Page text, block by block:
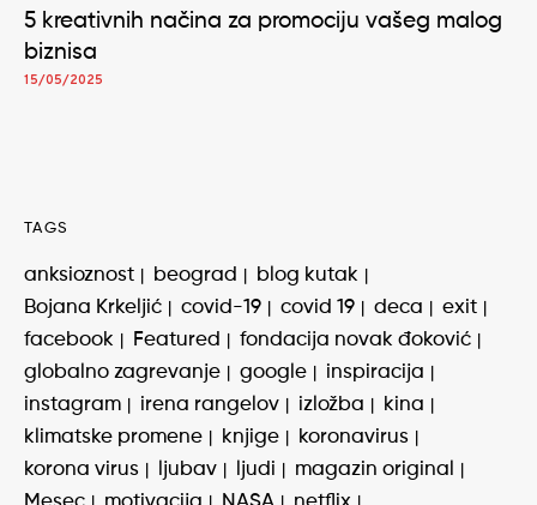
5 kreativnih načina za promociju vašeg malog
biznisa
15/05/2025
TAGS
anksioznost beograd
blog kutak
Bojana Krkeljić
covid-19 covid 19 deca
exit
facebook
Featured
fondacija novak đoković
globalno zagrevanje
google
inspiracija
instagram
irena rangelov izložba
kina
klimatske promene
knjige
koronavirus
korona virus
ljubav ljudi
magazin original